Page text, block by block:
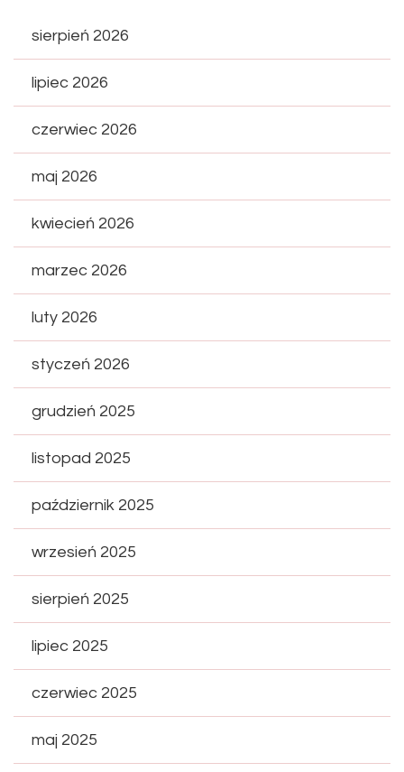
sierpień 2026
lipiec 2026
czerwiec 2026
maj 2026
kwiecień 2026
marzec 2026
luty 2026
styczeń 2026
grudzień 2025
listopad 2025
październik 2025
wrzesień 2025
sierpień 2025
lipiec 2025
czerwiec 2025
maj 2025